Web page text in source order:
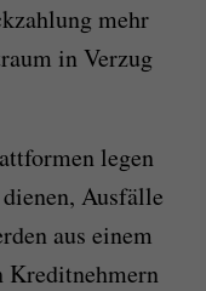
mehr
in Verzug
legen
Ausfälle
aus einem
Kreditnehmern